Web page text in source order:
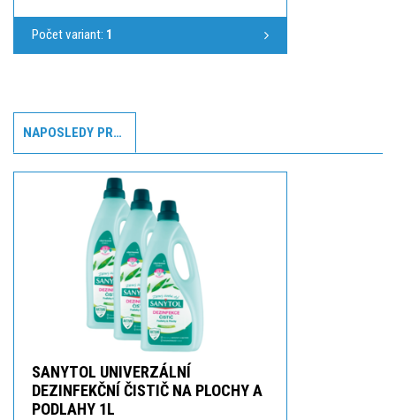
Počet variant: 1
NAPOSLEDY PROHLÍŽENÉ
SANYTOL UNIVERZÁLNÍ
DEZINFEKČNÍ ČISTIČ NA PLOCHY A
PODLAHY 1L